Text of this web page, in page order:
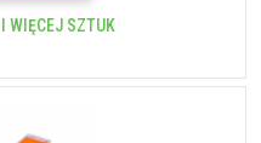
WIĘCEJ SZTUK